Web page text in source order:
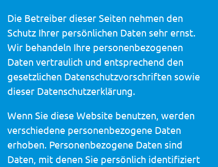
Die Betreiber dieser Seiten nehmen den
Schutz Ihrer persönlichen Daten sehr ernst.
Wir behandeln Ihre personenbezogenen
Daten vertraulich und entsprechend den
gesetzlichen Datenschutzvorschriften sowie
dieser Datenschutzerklärung.
Wenn Sie diese Website benutzen, werden
verschiedene personenbezogene Daten
erhoben. Personenbezogene Daten sind
Daten, mit denen Sie persönlich identifiziert